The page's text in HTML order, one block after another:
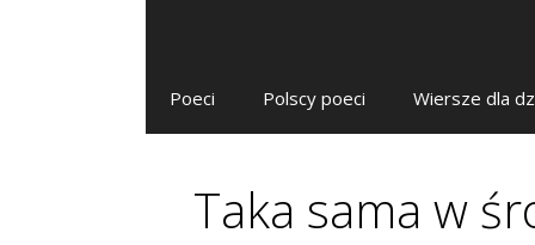
Poeci Polscy poeci Wiersze dla
Taka sama w